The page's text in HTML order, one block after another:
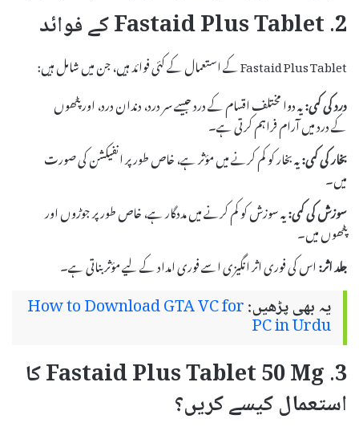
2. Fastaid Plus Tablet کے فوائد
Fastaid Plus Tablet کے استعمال کے کئی فوائد ہیں، جن میں شامل ہیں:
درد کی کمی:یہ دوا مختلف اقسام کے درد جیسے سر درد، دندان درد، اور پٹھوں
کے درد میں آرام فراہم کرتی ہے۔
بخار کی کمی:یہ بخار کو کم کرنے میں مؤثر ہے، خاص طور پر انفیکشن کی صورت
میں۔
سوزش کی کمی:یہ سوزش کو کم کرنے میں مددگار ہے، خاص طور پر جوڑوں اور
پٹھوں میں۔
جلد اثر:اس کی فوری اثر انگیزی اسے فوری امداد کے لیے مؤثر بناتی ہے۔
یہ بھی پڑھیں:How to Download GTA VC for
PC in Urdu
3. Fastaid Plus Tablet 50 Mg کا
استعمال کیسے کریں؟